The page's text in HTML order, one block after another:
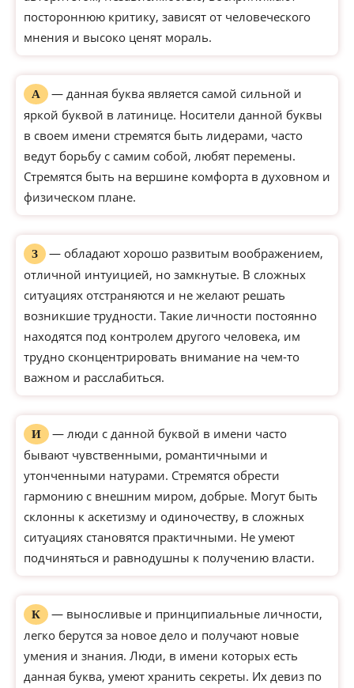
постороннюю критику, зависят от человеческого
мнения и высоко ценят мораль.
А
— данная буква является самой сильной и
яркой буквой в латинице. Носители данной буквы
в своем имени стремятся быть лидерами, часто
ведут борьбу с самим собой, любят перемены.
Стремятся быть на вершине комфорта в духовном и
физическом плане.
З
— обладают хорошо развитым воображением,
отличной интуицией, но замкнутые. В сложных
ситуациях отстраняются и не желают решать
возникшие трудности. Такие личности постоянно
находятся под контролем другого человека, им
трудно сконцентрировать внимание на чем-то
важном и расслабиться.
И
— люди с данной буквой в имени часто
бывают чувственными, романтичными и
утонченными натурами. Стремятся обрести
гармонию с внешним миром, добрые. Могут быть
склонны к аскетизму и одиночеству, в сложных
ситуациях становятся практичными. Не умеют
подчиняться и равнодушны к получению власти.
К
— выносливые и принципиальные личности,
легко берутся за новое дело и получают новые
умения и знания. Люди, в имени которых есть
данная буква, умеют хранить секреты. Их девиз по